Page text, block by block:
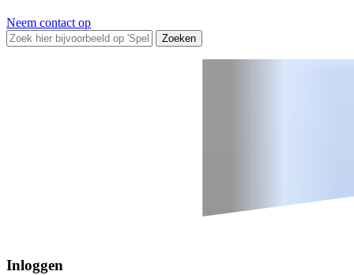
Neem contact op
Zoeken
Inloggen